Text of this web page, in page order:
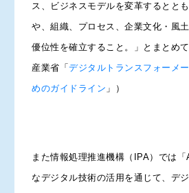
ス、ビジネスモデルを変革するとと
や、組織、プロセス、企業文化・風
優位性を確立すること。」とまとめ
産業省「デジタルトランスフォーメ
めのガイドライン 」）
また情報処理推進機構（IPA）では
なデジタル技術の活用を通じて、デ